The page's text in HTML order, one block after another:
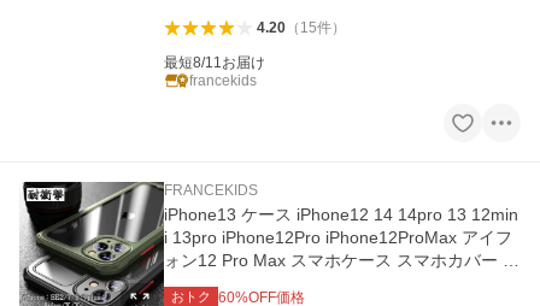
4.20（ 15件）
最短8/11お届け
francekids
FRANCEKIDS
iPhone13 ケース iPhone12 14 14pro 13 12min
i 13pro iPhone12Pro iPhone12ProMax アイフ
ォン12 Pro Max スマホケース スマホカバー 携
帯ケース 衝撃吸収
おトク 60%OFF価格